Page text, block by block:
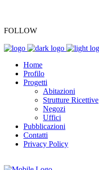
FOLLOW
Home
Profilo
Progetti
Abitazioni
Strutture Ricettive
Negozi
Uffici
Pubblicazioni
Contatti
Privacy Policy